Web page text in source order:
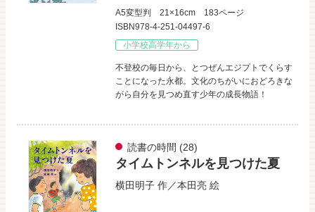
A5変型判
21×16cm
183ページ
ISBN978-4-251-04497-6
小学校高学年から
不登校の毎日から、とつぜんエジプトでくらす
ことになった永都。文化のちがいにおどろきな
がら自分を見つめ直す少年の成長物語！
読書の時間 (28)
タイムトンネルを見つけた夏
横田明子 作／本田亮 絵